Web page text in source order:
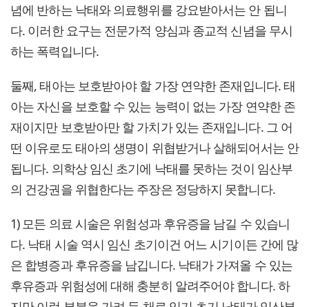
념에 반하는 낙태와 의료행위를 강요받아서는 안 됩니
다. 이러한 요구는 전문가적 양심과 종교적 신념을 무시
하는 폭력입니다.
둘째, 태아는 보호받아야 할 가장 연약한 존재입니다. 태
아는 자신을 보호할 수 있는 능력이 없는 가장 연약한 존
재이지만 보호받아만 할 가치가 있는 존재입니다. 그 어
떤 이유로도 태아의 생명이 위협받거나 살해되어서는 안
됩니다. 의학상 임신 초기에 낙태를 못하는 것이 임산부
의 건강권을 위협한다는 주장은 정당하지 못합니다.
1) 모든 의료 시술은 위험성과 후유증을 남길 수 있습니
다. 낙태 시술 역시 임신 초기이건 어느 시기이든 간에 많
은 합병증과 후유증을 남깁니다. 낙태가 가져올 수 있는
후유증과 위험성에 대해 충분히 알려주어야 합니다. 하